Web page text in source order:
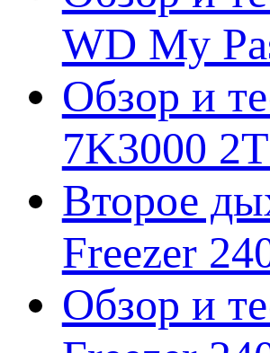
WD My
Обзор и
7K3000
Второе
Freezer
Обзор и